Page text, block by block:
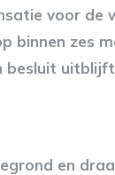
voor de
binnen zes
besluit
en